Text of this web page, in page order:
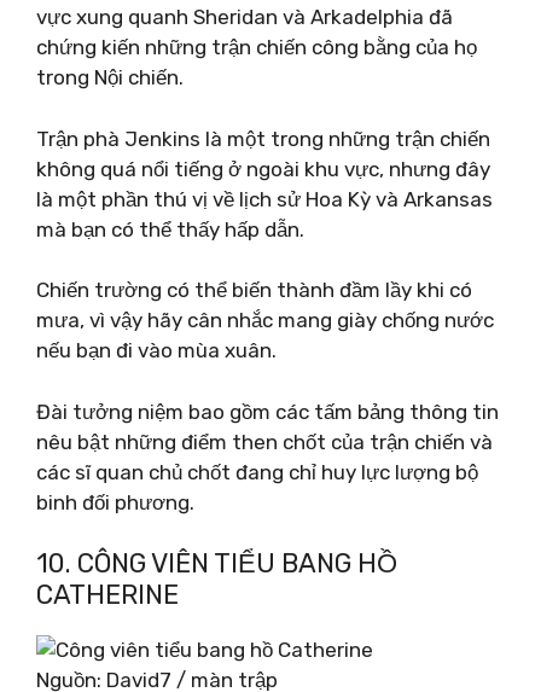
vực xung quanh Sheridan và Arkadelphia đã
chứng kiến ​​​​những trận chiến công bằng của họ
trong Nội chiến.
Trận phà Jenkins là một trong những trận chiến
không quá nổi tiếng ở ngoài khu vực, nhưng đây
là một phần thú vị về lịch sử Hoa Kỳ và Arkansas
mà bạn có thể thấy hấp dẫn.
Chiến trường có thể biến thành đầm lầy khi có
mưa, vì vậy hãy cân nhắc mang giày chống nước
nếu bạn đi vào mùa xuân.
Đài tưởng niệm bao gồm các tấm bảng thông tin
nêu bật những điểm then chốt của trận chiến và
các sĩ quan chủ chốt đang chỉ huy lực lượng bộ
binh đối phương.
10. CÔNG VIÊN TIỂU BANG HỒ
CATHERINE
Nguồn: David7 / màn trập